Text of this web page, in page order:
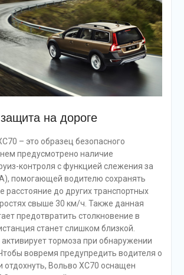
на дороге
– это образец безопасного
предусмотрено наличие
контроля с функцией слежения за
помогающей водителю сохранять
расстояние до других транспортных
свыше 30 км/ч. Также данная
предотвратить столкновение в
станет слишком близкой.
активирует тормоза при обнаружении
вовремя предупредить водителя о
отдохнуть, Вольво ХС70 оснащен